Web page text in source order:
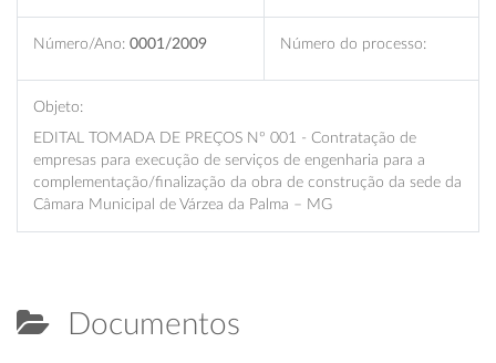
Número/Ano: 0001/2009 Número do processo:
Objeto:
EDITAL TOMADA DE PREÇOS Nº 001 - Contratação de
empresas para execução de serviços de engenharia para a
complementação/finalização da obra de construção da sede da
Câmara Municipal de Várzea da Palma – MG
Documentos